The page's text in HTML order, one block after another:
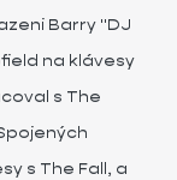
Barry "DJ
na klávesy
s The
s The Fall, a